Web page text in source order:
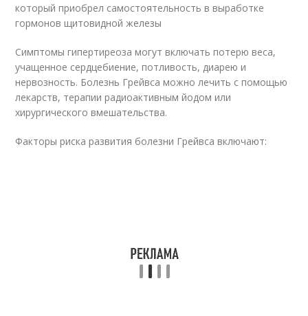
который приобрел самостоятельность в выработке
гормонов щитовидной железы
Симптомы гипертиреоза могут включать потерю веса,
учащенное сердцебиение, потливость, диарею и
нервозность. Болезнь Грейвса можно лечить с помощью
лекарств, терапии радиоактивным йодом или
хирургического вмешательства.
Факторы риска развития болезни Грейвса включают: